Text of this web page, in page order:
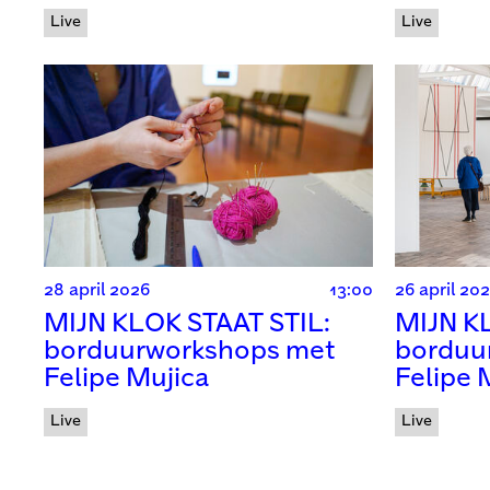
Live Live
28 april 2026 13:00
MIJN KLOK STAAT STIL:
borduurworkshops met
Felipe Mujica
Live
26 april
MIJN
Felipe
Live